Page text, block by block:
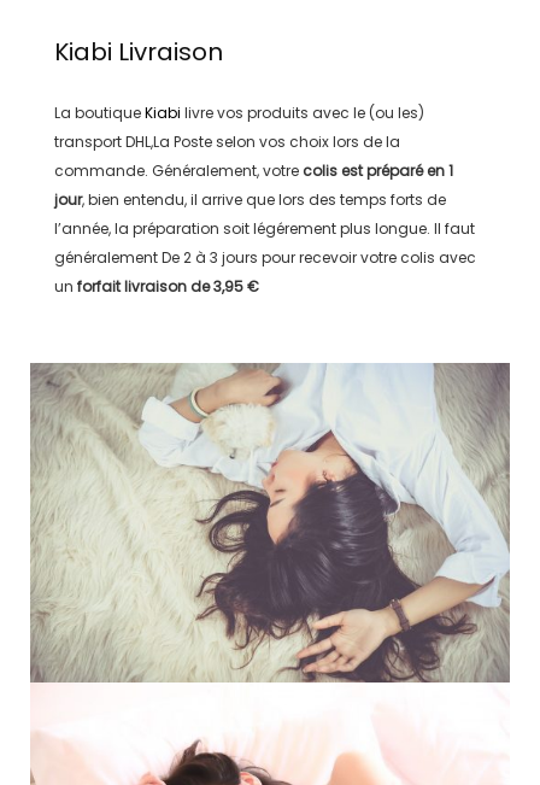
Kiabi Livraison
La boutiqueKiabi livre vos produits avec le (ou les)
transportDHL,La Posteselon vos choix lors de la
commande. Généralement, votre colis est préparé en1
jour, bien entendu, il arrive que lors des temps forts de
l’année, la préparation soit légérement plus longue. Il faut
généralementDe 2 à 3 jours pour recevoir votre colis avec
un forfait livraison de3,95 €